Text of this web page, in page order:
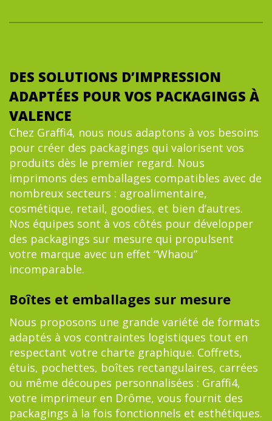
DES SOLUTIONS D’IMPRESSION
ADAPTÉES POUR VOS PACKAGINGS À
VALENCE
Chez Graffi4, nous nous adaptons à vos besoins
pour créer des packagings qui valorisent vos
produits dès le premier regard. Nous
imprimons des emballages compatibles avec de
nombreux secteurs : agroalimentaire,
cosmétique, retail, goodies, et bien d’autres.
Nos équipes sont à vos côtés pour développer
des packagings sur mesure qui propulsent
votre marque avec un effet “Whaou”
incomparable.
Boîtes et emballages sur mesure
Nous proposons une grande variété de formats
adaptés à vos contraintes logistiques tout en
respectant votre charte graphique. Coffrets,
étuis, pochettes, boîtes rectangulaires, carrées
ou même découpes personnalisées : Graffi4,
votre imprimeur en Drôme, vous fournit des
packagings à la fois fonctionnels et esthétiques.